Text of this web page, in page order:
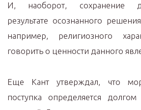
И, наоборот, сохранение
результате осознанного
например, религиозного
говорить о ценности данного
Еще Кант утверждал, что
поступка определяется